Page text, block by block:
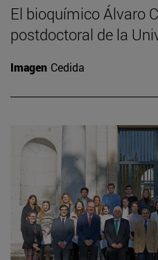
El bioquímico Álvaro
postdoctoral de la
Imagen Cedida